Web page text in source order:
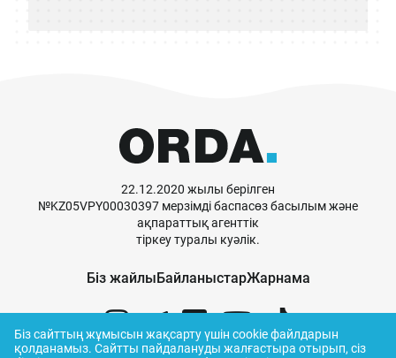
22.12.2020 жылы берілген
№KZ05VPY00030397 мерзімді баспасөз басылым және
ақпараттық агенттік
тіркеу туралы куәлік.
Біз жайлыБайланыстарЖарнама
Біз сайттың жұмысын жақсарту үшін cookie файлдарын
қолданамыз. Сайтты пайдалануды жалғастыра отырып, сіз